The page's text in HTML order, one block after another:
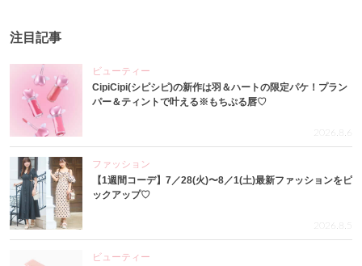
注目記事
ビューティー
CipiCipi(シピシピ)の新作は羽＆ハートの限定パケ！プラン
パー＆ティントで叶える※もちぷる唇♡
2026.8.6
ファッション
【1週間コーデ】7／28(火)〜8／1(土)最新ファッションをピ
ックアップ♡
2026.8.5
ビューティー